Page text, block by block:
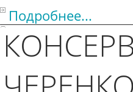
Подробнее...